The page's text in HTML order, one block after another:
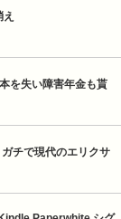
を失い障害年金も貰
チで現代のエリクサ